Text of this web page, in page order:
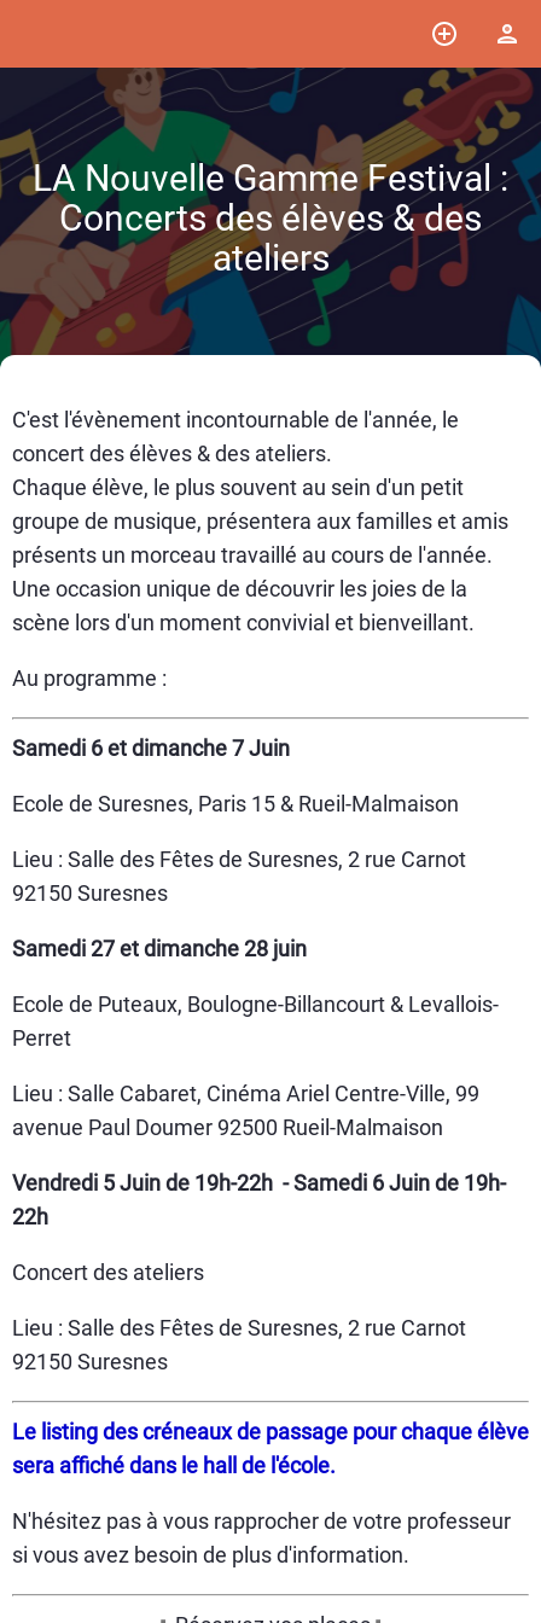
LA Nouvelle Gamme Festival :
Concerts des élèves & des
ateliers
C'est l'évènement incontournable de l'année, le
concert des élèves & des ateliers.
Chaque élève, le plus souvent au sein d'un petit
groupe de musique, présentera aux familles et amis
présents un morceau travaillé au cours de l'année.
Une occasion unique de découvrir les joies de la
scène lors d'un moment convivial et bienveillant.
Au programme :
Samedi 6 et dimanche 7 Juin
Ecole de Suresnes, Paris 15 & Rueil-Malmaison
Lieu : Salle des Fêtes de Suresnes, 2 rue Carnot
92150 Suresnes
Samedi 27 et dimanche 28 juin
Ecole de Puteaux, Boulogne-Billancourt & Levallois-
Perret
Lieu : Salle Cabaret, Cinéma Ariel Centre-Ville, 99
avenue Paul Doumer 92500 Rueil-Malmaison
Vendredi 5 Juin de 19h-22h - Samedi 6 Juin de 19h-
22h
Concert des ateliers
Lieu : Salle des Fêtes de Suresnes, 2 rue Carnot
92150 Suresnes
Le listing des créneaux de passage pour chaque élève
sera affiché dans le hall de l'école.
N'hésitez pas à vous rapprocher de votre professeur
si vous avez besoin de plus d'information.